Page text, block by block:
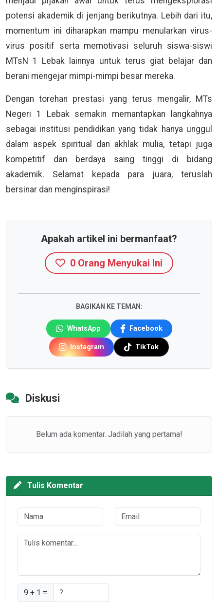
potensi akademik di jenjang berikutnya. Lebih dari itu,
momentum ini diharapkan mampu menularkan virus-
virus positif serta memotivasi seluruh siswa-siswi
MTsN 1 Lebak lainnya untuk terus giat belajar dan
berani mengejar mimpi-mimpi besar mereka.
Dengan torehan prestasi yang terus mengalir, MTs
Negeri 1 Lebak semakin memantapkan langkahnya
sebagai institusi pendidikan yang tidak hanya unggul
dalam aspek spiritual dan akhlak mulia, tetapi juga
kompetitif dan berdaya saing tinggi di bidang
akademik. Selamat kepada para juara, teruslah
bersinar dan menginspirasi!
Apakah artikel ini bermanfaat?
0 Orang Menyukai Ini
BAGIKAN KE TEMAN:
WhatsApp Facebook
Instagram TikTok
Diskusi
Belum ada komentar. Jadilah yang pertama!
Tulis Komentar
9 + 1 =